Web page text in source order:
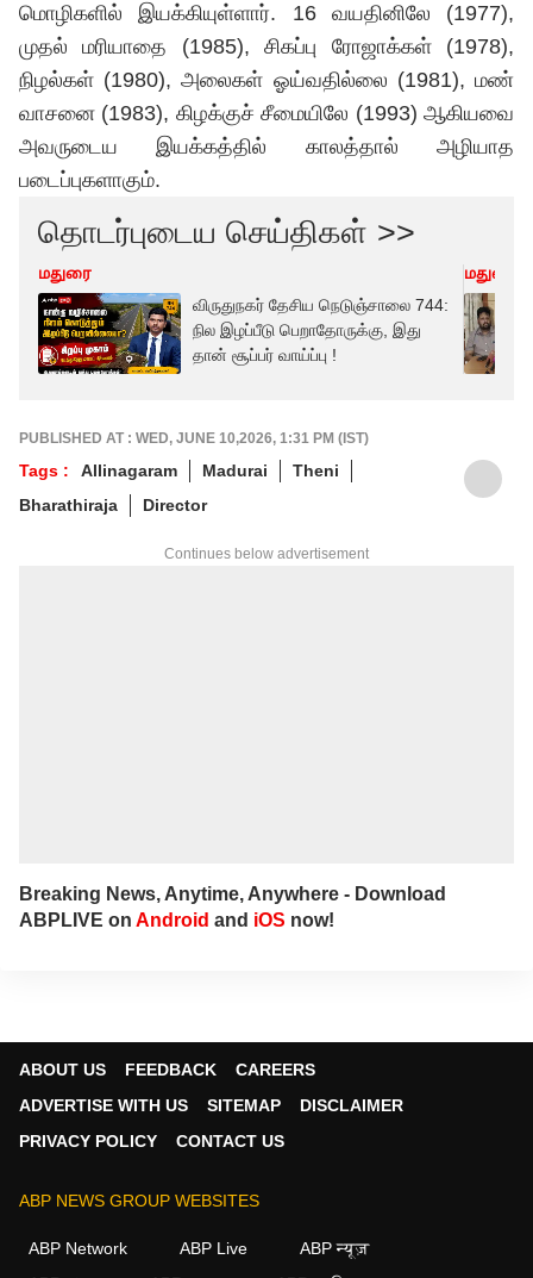
மொழிகளில் இயக்கியுள்ளார். 16 வயதினிலே (1977),
முதல் மரியாதை (1985), சிகப்பு ரோஜாக்கள் (1978),
நிழல்கள் (1980), அலைகள் ஓய்வதில்லை (1981), மண்
வாசனை (1983), கிழக்குச் சீமையிலே (1993) ஆகியவை
அவருடைய இயக்கத்தில் காலத்தால் அழியாத
படைப்புகளாகும்.
தொடர்புடைய செய்திகள் >>
மதுரை
விருதுநகர் தேசிய நெடுஞ்சாலை 744:
நில இழப்பீடு பெறாதோருக்கு, இது
தான் சூப்பர் வாய்ப்பு !
மதுரை
PUBLISHED AT : WED, JUNE 10,2026, 1:31 PM (IST)
Tags : Allinagaram Madurai
Theni
Bharathiraja
Director
Continues below advertisement
Breaking News, Anytime, Anywhere - Download
ABPLIVE on Android and iOS now!
ABOUT US FEEDBACK
CAREERS
ADVERTISE WITH US
SITEMAP
DISCLAIMER
PRIVACY POLICY
CONTACT US
ABP NEWS GROUP WEBSITES
ABP Network ABP Live
ABP न्यूज़